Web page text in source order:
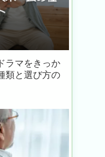
ラマをきっか
類と選び方の